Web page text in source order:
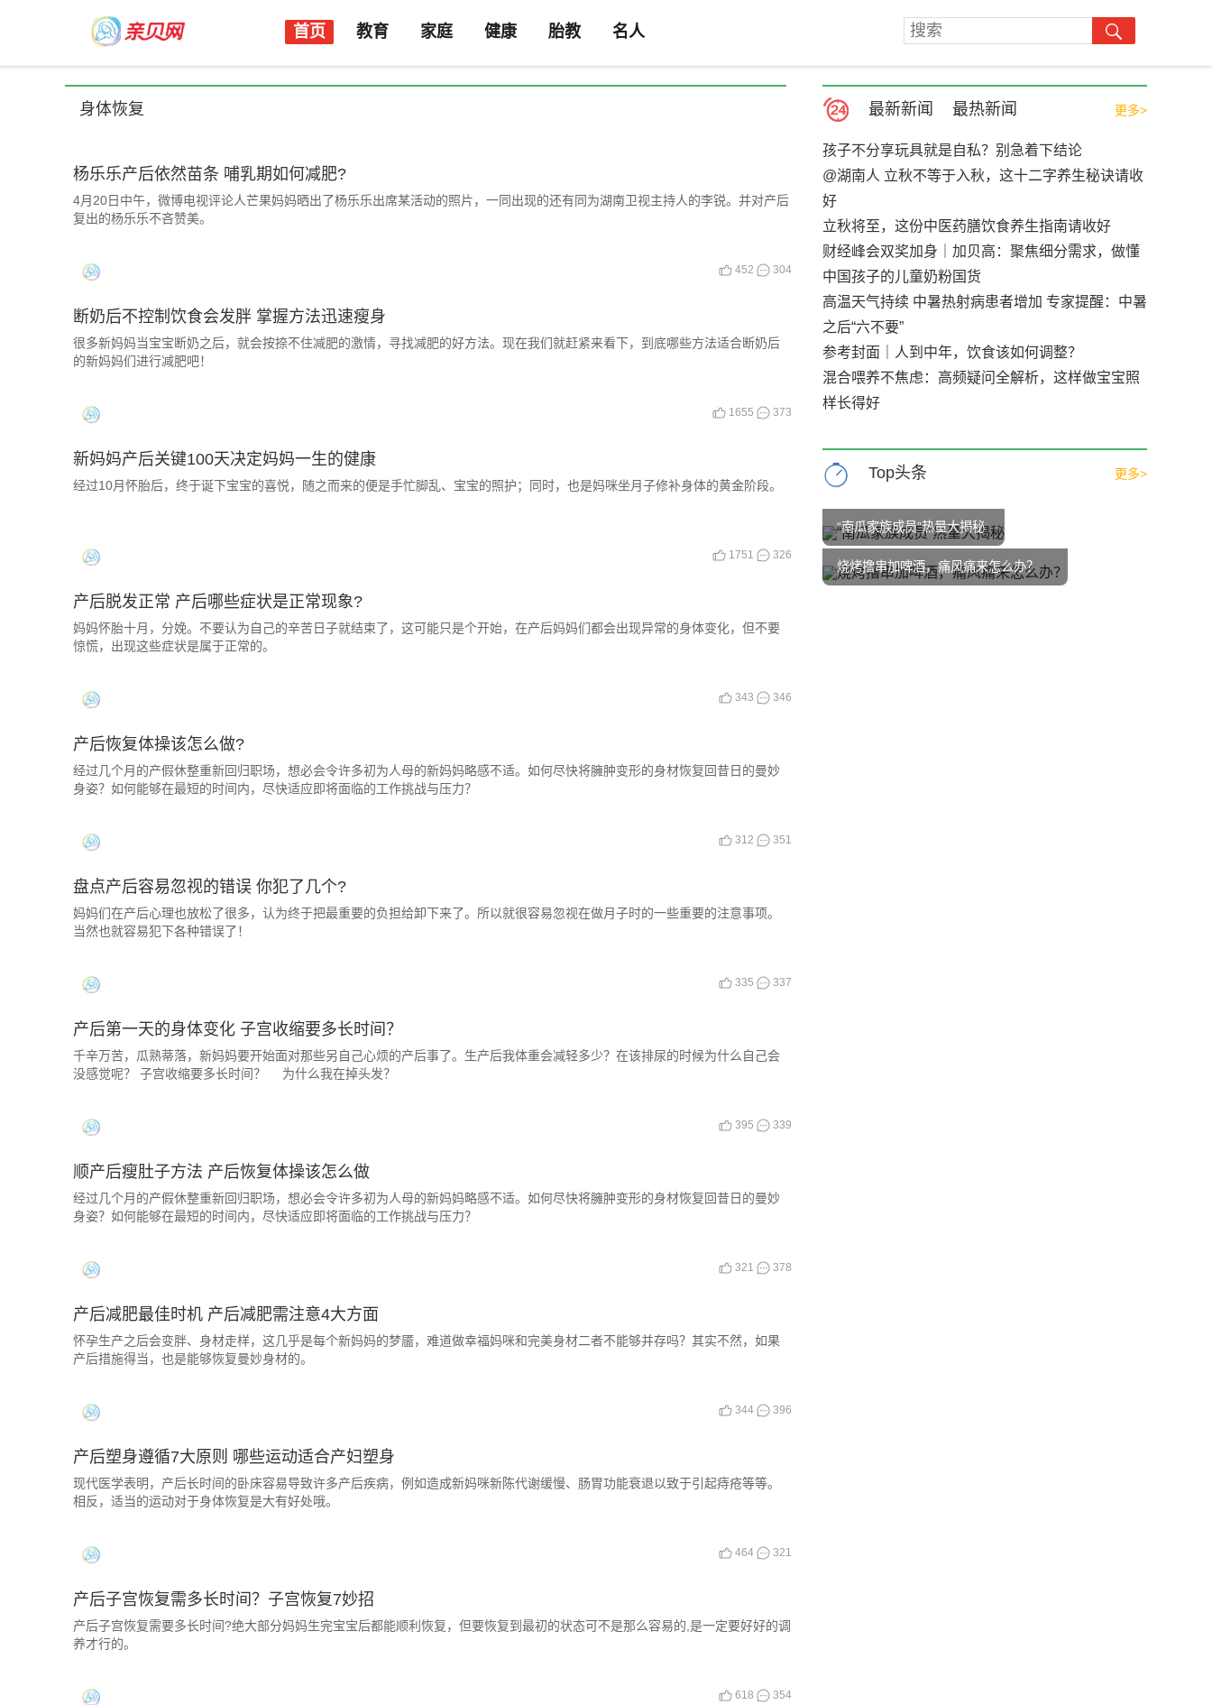
首页 教育 家庭 健康 胎教 名人
身体恢复
杨乐乐产后依然苗条 哺乳期如何减肥?
4月20日中午，微博电视评论人芒果妈妈晒出了杨乐乐出席某活动的照片，一同出现的还有同为湖南卫视主持人的李锐。并对产后
复出的杨乐乐不吝赞美。
452 304
断奶后不控制饮食会发胖 掌握方法迅速瘦身
很多新妈妈当宝宝断奶之后，就会按捺不住减肥的激情，寻找减肥的好方法。现在我们就赶紧来看下，到底哪些方法适合断奶后
的新妈妈们进行减肥吧！
1655 373
新妈妈产后关键100天决定妈妈一生的健康
经过10月怀胎后，终于诞下宝宝的喜悦，随之而来的便是手忙脚乱、宝宝的照护；同时，也是妈咪坐月子修补身体的黄金阶段。
1751 326
产后脱发正常 产后哪些症状是正常现象?
妈妈怀胎十月，分娩。不要认为自己的辛苦日子就结束了，这可能只是个开始，在产后妈妈们都会出现异常的身体变化，但不要
惊慌，出现这些症状是属于正常的。
343 346
产后恢复体操该怎么做?
经过几个月的产假休整重新回归职场，想必会令许多初为人母的新妈妈略感不适。如何尽快将臃肿变形的身材恢复回昔日的曼妙
身姿？如何能够在最短的时间内，尽快适应即将面临的工作挑战与压力？
312 351
盘点产后容易忽视的错误 你犯了几个?
妈妈们在产后心理也放松了很多，认为终于把最重要的负担给卸下来了。所以就很容易忽视在做月子时的一些重要的注意事项。
当然也就容易犯下各种错误了！
335 337
产后第一天的身体变化 子宫收缩要多长时间？
千辛万苦，瓜熟蒂落，新妈妈要开始面对那些另自己心烦的产后事了。生产后我体重会减轻多少？在该排尿的时候为什么自己会
没感觉呢？ 子宫收缩要多长时间？ 为什么我在掉头发？
395 339
顺产后瘦肚子方法 产后恢复体操该怎么做
经过几个月的产假休整重新回归职场，想必会令许多初为人母的新妈妈略感不适。如何尽快将臃肿变形的身材恢复回昔日的曼妙
身姿？如何能够在最短的时间内，尽快适应即将面临的工作挑战与压力？
321 378
产后减肥最佳时机 产后减肥需注意4大方面
怀孕生产之后会变胖、身材走样，这几乎是每个新妈妈的梦靥，难道做幸福妈咪和完美身材二者不能够并存吗？其实不然，如果
产后措施得当，也是能够恢复曼妙身材的。
344 396
产后塑身遵循7大原则 哪些运动适合产妇塑身
现代医学表明，产后长时间的卧床容易导致许多产后疾病，例如造成新妈咪新陈代谢缓慢、肠胃功能衰退以致于引起痔疮等等。
相反，适当的运动对于身体恢复是大有好处哦。
464 321
产后子宫恢复需多长时间？子宫恢复7妙招
产后子宫恢复需要多长时间?绝大部分妈妈生完宝宝后都能顺利恢复，但要恢复到最初的状态可不是那么容易的,是一定要好好的调
养才行的。
618 354
最新新闻 最热新闻 更多>
孩子不分享玩具就是自私？别急着下结论
@湖南人 立秋不等于入秋，这十二字养生秘诀请收
好
立秋将至，这份中医药膳饮食养生指南请收好
财经峰会双奖加身｜加贝高：聚焦细分需求，做懂
中国孩子的儿童奶粉国货
高温天气持续 中暑热射病患者增加 专家提醒：中暑
之后“六不要”
参考封面｜人到中年，饮食该如何调整？
混合喂养不焦虑：高频疑问全解析，这样做宝宝照
样长得好
Top头条 更多>
“南瓜家族成员”热量大揭秘
烧烤撸串加啤酒，痛风痛来怎么办？